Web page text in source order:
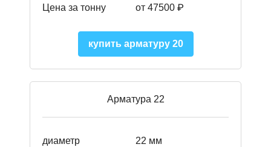
Цена за тонну от 47500 ₽
купить арматуру 20
Арматура 22
диаметр 22 мм